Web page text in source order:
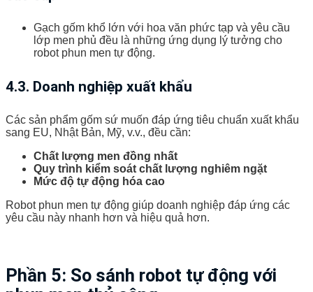
Gạch gốm khổ lớn với hoa văn phức tạp và yêu cầu
lớp men phủ đều là những ứng dụng lý tưởng cho
robot phun men tự động.
4.3. Doanh nghiệp xuất khẩu
Các sản phẩm gốm sứ muốn đáp ứng tiêu chuẩn xuất khẩu
sang EU, Nhật Bản, Mỹ, v.v., đều cần:
Chất lượng men đồng nhất
Quy trình kiểm soát chất lượng nghiêm ngặt
Mức độ tự động hóa cao
Robot phun men tự động giúp doanh nghiệp đáp ứng các
yêu cầu này nhanh hơn và hiệu quả hơn.
Phần 5: So sánh robot tự động với